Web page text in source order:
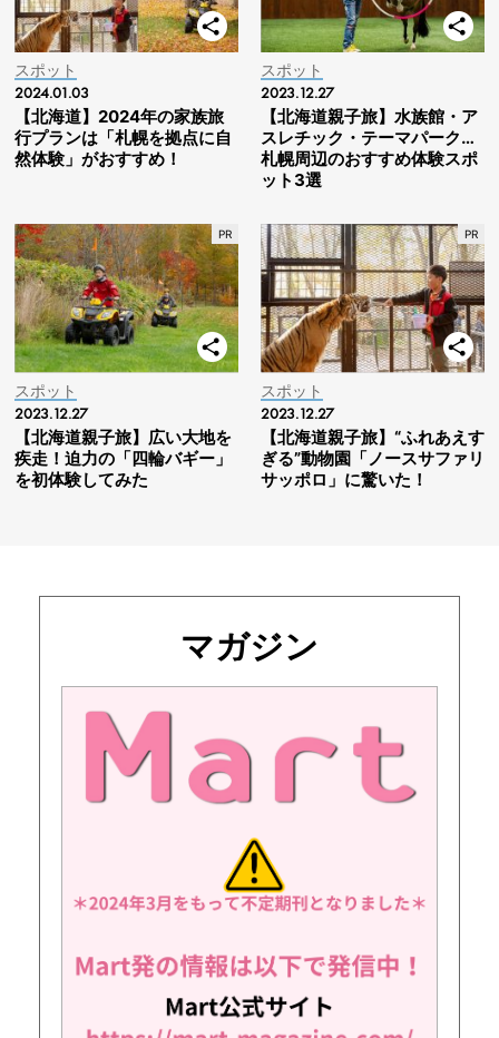
スポット
2024.01.03
【北海道】2024年の家族旅
行プランは「札幌を拠点に自
然体験」がおすすめ！
スポット
2023.12.27
【北海道親子旅】水族館・ア
スレチック・テーマパーク…
札幌周辺のおすすめ体験スポ
ット3選
スポット
2023.12.27
【北海道親子旅】広い大地を
疾走！迫力の「四輪バギー」
を初体験してみた
スポット
2023.12.27
【北海道親子旅】“ふれあえす
ぎる”動物園「ノースサファリ
サッポロ」に驚いた！
マガジン